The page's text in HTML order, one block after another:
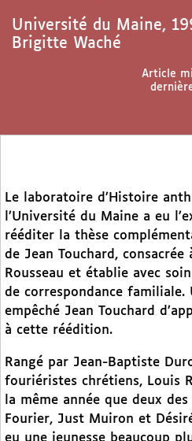
Université du Maine,
Brigitte Waché
Article
Le laboratoire d’Histoire
l’Université du Maine a eu
rééditer la thèse
de Jean Touchard, consacrée
Rousseau et établie avec
de correspondance
empêché Jean Touchard
à cette réédition.
Rangé par Jean-Baptiste
fouriéristes chrétiens, Louis
la même année que deux
Fourier, Just Muiron et
eu une jeunesse beaucoup